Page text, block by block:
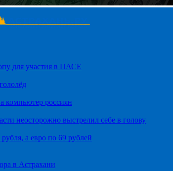
для участия в ПАСЕ
компьютер россиян
неосторожно выстрелил себе в голову
а евро по 69 рублей
в Астрахани